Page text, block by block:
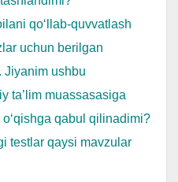
qo‘llab-quvvatlash
uchun berilgan
Jiyanim ushbu
ta’lim muassasasiga
qabul qilinadimi?
testlar qaysi mavzular